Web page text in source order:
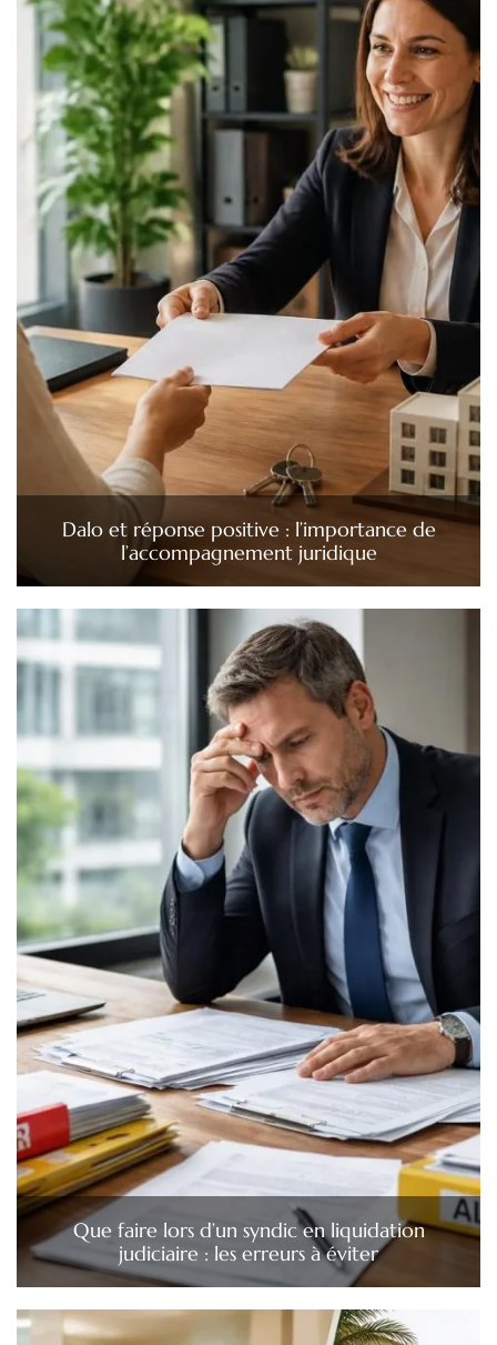
Dalo et réponse positive : l’importance de
l’accompagnement juridique
Que faire lors d’un syndic en liquidation
judiciaire : les erreurs à éviter